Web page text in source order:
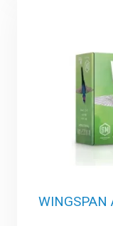
WINGSPAN